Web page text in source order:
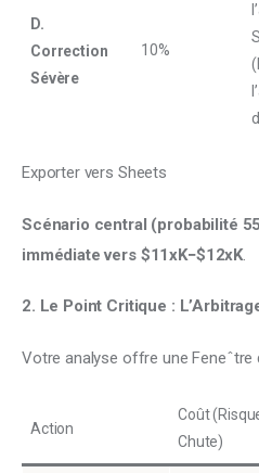
D.
Correction
Sévère
10%
Exporter vers Sheets
Scénario central (probabilité
immédiate vers $11xK−$12xK.
2. Le Point Critique :
Votre analyse offre une Feneˆtre
Action
Coût
Chute)